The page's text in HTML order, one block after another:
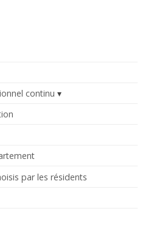
continu
par les résidents